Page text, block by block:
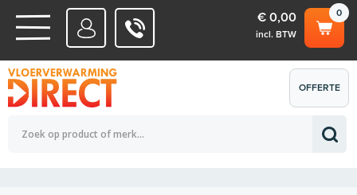
WATERSYSTEMEN
ELEKTRISCHE SYSTEMEN
0
€ 0,00
incl. BTW
Totaalbedrag (incl. BTW) € 0,00
OFFERTE
AANVRAGEN